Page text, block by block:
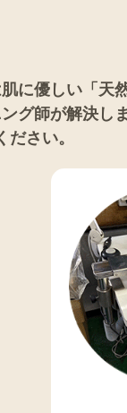
に優しい 「天
グ師が解決しま
さい。